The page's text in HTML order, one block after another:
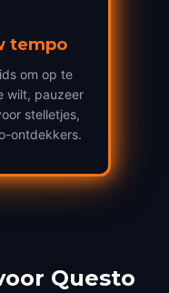
tempo
om op te
wilt, pauzeer
stelletjes,
ontdekkers.
Questo